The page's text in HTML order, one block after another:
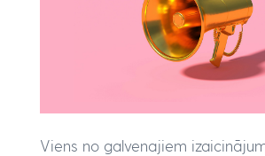
Viens no galvenajiem